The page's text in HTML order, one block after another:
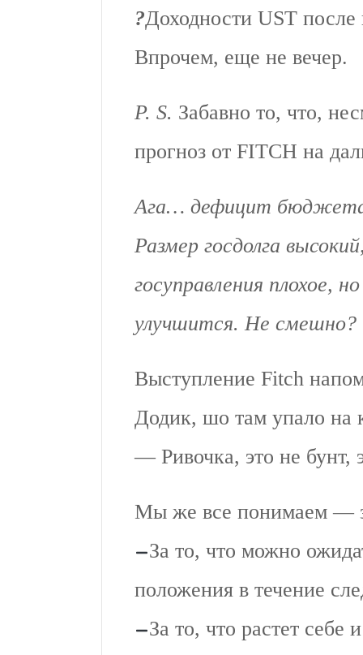
?Доходности UST
Впрочем, еще не вечер.
P. S. Забавно то, что,
прогноз от FITCH на
Ага… дефицит
Размер госдолга
госуправления плохое,
улучшится. Не
Выступление Fitch
Додик, шо там упало на
— Ривочка, это не бунт,
Мы же все понимаем —
За то, что можно
положения в течение
За то, что растет себе